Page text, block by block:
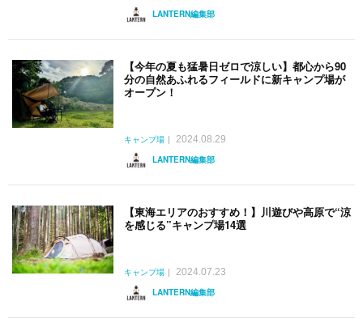
LANTERN編集部
【今年の夏も猛暑日ゼロで涼しい】都心から90
分の自然あふれるフィールドに新キャンプ場が
オープン！
キャンプ場
2024.08.29
LANTERN編集部
【東海エリアのおすすめ！】川遊びや高原で“涼
を感じる”キャンプ場14選
キャンプ場
2024.07.23
LANTERN編集部